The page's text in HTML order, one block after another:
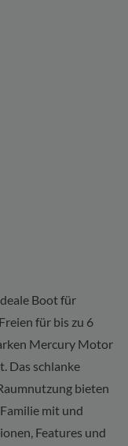
Boot für
für bis zu 6
Mercury Motor
Das schlanke
bieten
mit und
Features und